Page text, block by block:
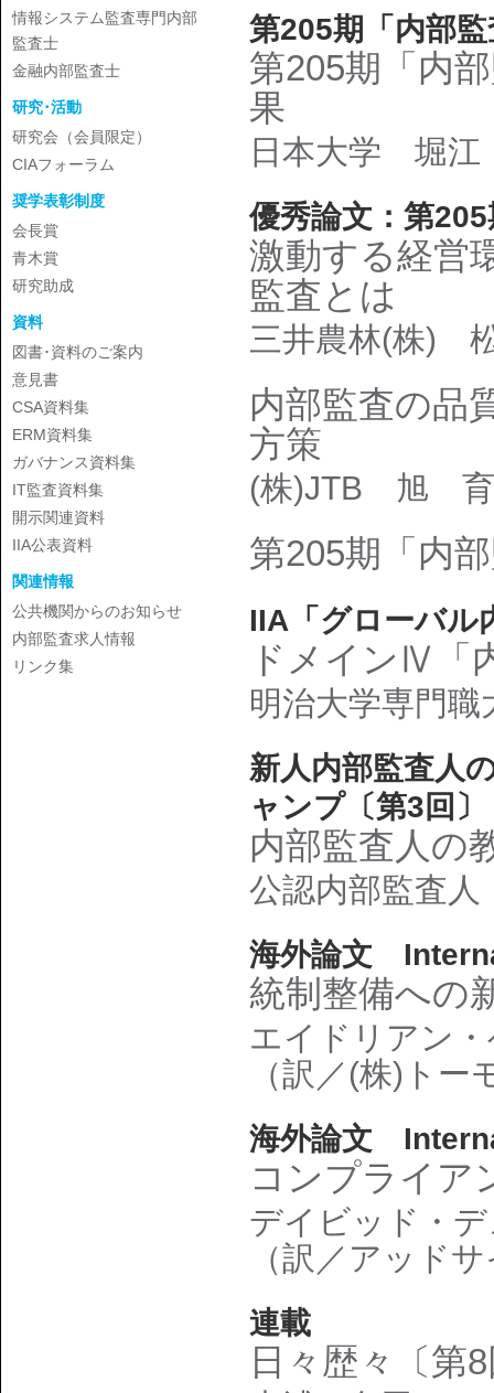
情報システム監査専門内部
監査士
金融内部監査士
研究･活動
研究会（会員限定）
CIAフォーラム
奨学表彰制度
会長賞
青木賞
研究助成
資料
図書･資料のご案内
意見書
CSA資料集
ERM資料集
ガバナンス資料集
IT監査資料集
開示関連資料
IIA公表資料
関連情報
公共機関からのお知らせ
内部監査求人情報
リンク集
第205期「内部
第205期「内
果
日本大学 堀
優秀論文：第
激動する経営
監査とは
三井農林(株)
内部監査の品
方策
(株)JTB 旭
第205期「内
IIA「グローバル
ドメインⅣ「
明治大学専門
新人内部監査人
ャンプ〔第3回〕
内部監査人の
公認内部監査
海外論文
統制整備への
エイドリアン
（訳／(株)ト
海外論文
コンプライア
デイビッド・
（訳／アッド
連載
日々歴々〔第